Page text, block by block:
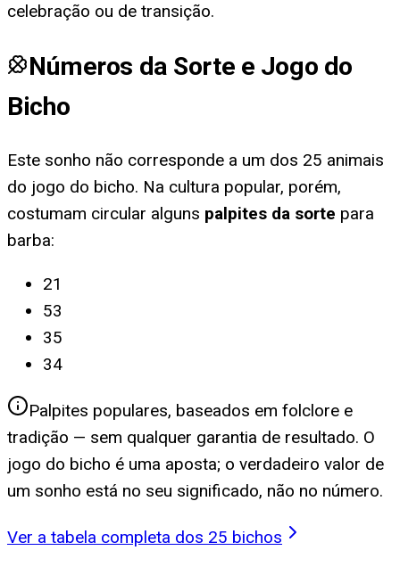
celebração ou de transição.
Números da Sorte e Jogo do
Bicho
Este sonho não corresponde a um dos 25 animais
do jogo do bicho. Na cultura popular, porém,
costumam circular alguns palpites da sorte para
barba:
21
53
35
34
Palpites populares, baseados em folclore e
tradição — sem qualquer garantia de resultado. O
jogo do bicho é uma aposta; o verdadeiro valor de
um sonho está no seu significado, não no número.
Ver a tabela completa dos 25 bichos